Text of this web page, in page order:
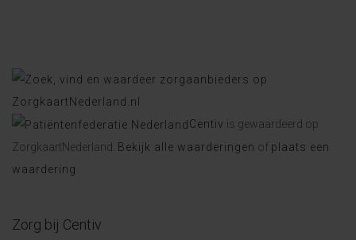
Centiv is gewaardeerd op
ZorgkaartNederland.
Bekijk alle waarderingen of plaats een
waardering
Zorg bij Centiv